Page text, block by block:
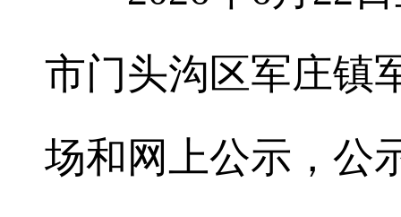
市门头沟区军庄镇
场和网上公示，公